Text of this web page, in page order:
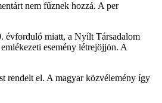
nem fűznek hozzá. A per
évforduló miatt, a Nyílt Társadalom
esemény létrejöjjön. A
rendelt el. A magyar közvélemény így